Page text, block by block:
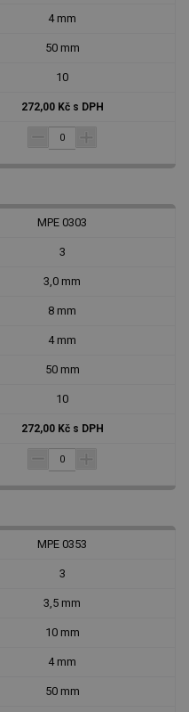
4 mm
50 mm
10
272,00 Kč s DPH
MPE 0303
3
3,0 mm
8 mm
4 mm
50 mm
10
272,00 Kč s DPH
MPE 0353
3
3,5 mm
10 mm
4 mm
50 mm